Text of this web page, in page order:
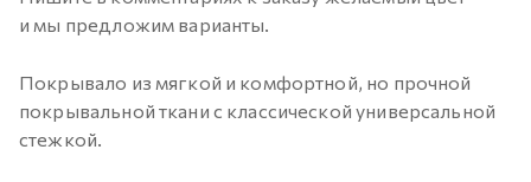
и мы предложим варианты.
Покрывало из мягкой и комфортной, но прочной
покрывальной ткани с классической универсальной
стежкой.